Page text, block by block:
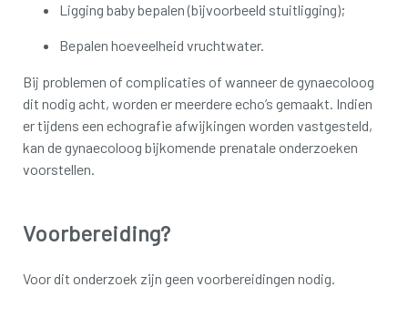
Ligging baby bepalen (bijvoorbeeld stuitligging);
Bepalen hoeveelheid vruchtwater.
Bij problemen of complicaties of wanneer de gynaecoloog
dit nodig acht, worden er meerdere echo’s gemaakt. Indien
er tijdens een echografie afwijkingen worden vastgesteld,
kan de gynaecoloog bijkomende prenatale onderzoeken
voorstellen.
Voorbereiding?
Voor dit onderzoek zijn geen voorbereidingen nodig.